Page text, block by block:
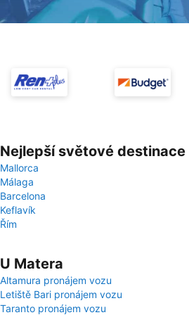
Nejlepší světové destinace
Mallorca
Málaga
Barcelona
Keflavík
Řím
U Matera
Altamura pronájem vozu
Letiště Bari pronájem vozu
Taranto pronájem vozu